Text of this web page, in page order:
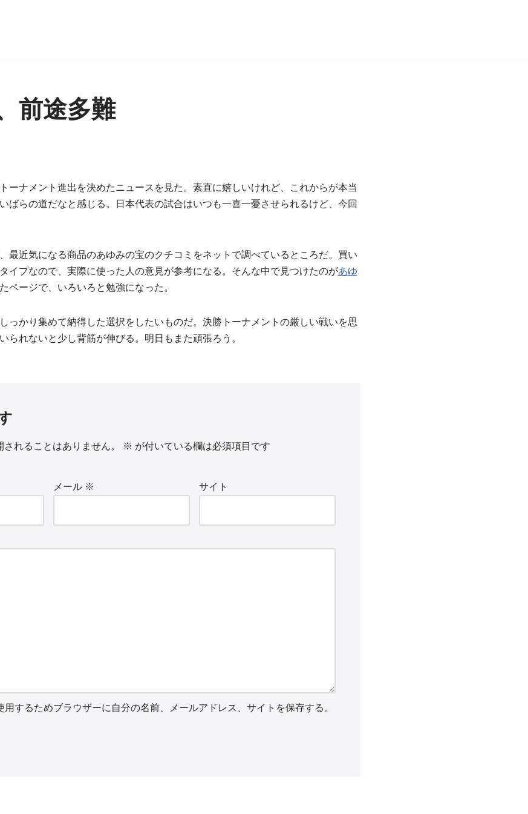
前途多難
ーナメント進出を決めたニュースを見た。素直に嬉しいけれど、これからが本当
ばらの道だなと感じる。日本代表の試合はいつも一喜一憂させられるけど、今回
最近気になる商品のあゆみの宝のクチコミをネットで調べているところだ。買い
イプなので、実際に使った人の意見が参考になる。そんな中で見つけたのがあゆ
ページで、いろいろと勉強になった。
っかり集めて納得した選択をしたいものだ。決勝トーナメントの厳しい戦いを思
られないと少し背筋が伸びる。明日もまた頑張ろう。
れることはありません。 ※ が付いている欄は必須項目です
メール ※ サイト
用するためブラウザーに自分の名前、メールアドレス、サイトを保存する。